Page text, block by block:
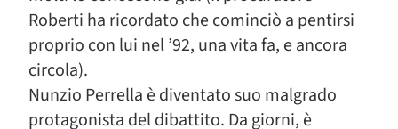
Roberti ha ricordato che cominciò a pentirsi
proprio con lui nel ’92, una vita fa, e ancora
circola).
Nunzio Perrella è diventato suo malgrado
protagonista del dibattito. Da giorni, è